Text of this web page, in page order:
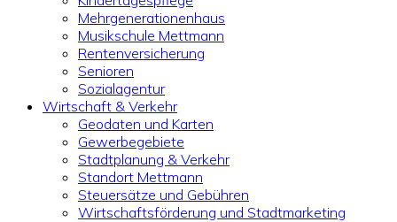
Mehrgenerationenhaus
Musikschule Mettmann
Rentenversicherung
Senioren
Sozialagentur
Wirtschaft & Verkehr
Geodaten und Karten
Gewerbegebiete
Stadtplanung & Verkehr
Standort Mettmann
Steuersätze und Gebühren
Wirtschaftsförderung und Stadtmarketing